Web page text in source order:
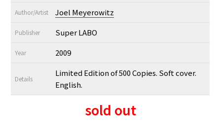
Author/Artist Joel Meyerowitz
Publisher Super LABO
Year 2009
Details
Limited Edition of 500 Copies. Soft cover.
English.
sold out